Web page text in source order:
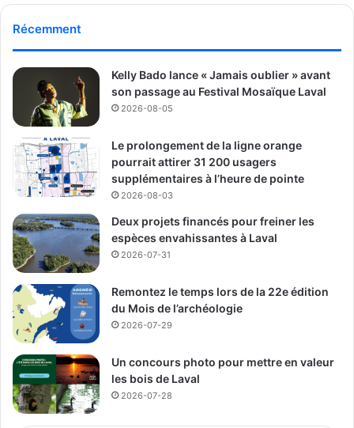
Récemment
Kelly Bado lance « Jamais oublier » avant
son passage au Festival Mosaïque Laval
2026-08-05
Le prolongement de la ligne orange
pourrait attirer 31 200 usagers
supplémentaires à l’heure de pointe
2026-08-03
Deux projets financés pour freiner les
espèces envahissantes à Laval
2026-07-31
Remontez le temps lors de la 22e édition
du Mois de l’archéologie
2026-07-29
Un concours photo pour mettre en valeur
les bois de Laval
2026-07-28